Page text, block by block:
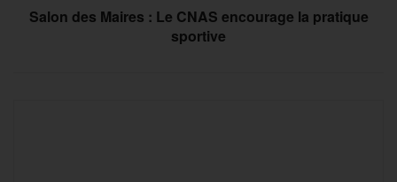
Salon des Maires : Le CNAS encourage la pratique
sportive